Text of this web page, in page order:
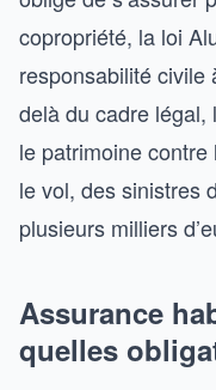
copropriété, la loi
responsabilité civile
delà du cadre légal,
le patrimoine contre
le vol, des sinistres
plusieurs milliers
Assurance
quelles